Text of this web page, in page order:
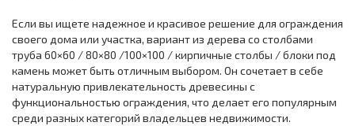
Если вы ищете надежное и красивое решение для ограждения
своего дома или участка, вариант из дерева со столбами
труба 60×60 / 80×80 /100×100 / кирпичные столбы / блоки под
камень может быть отличным выбором. Он сочетает в себе
натуральную привлекательность древесины с
функциональностью ограждения, что делает его популярным
среди разных категорий владельцев недвижимости.